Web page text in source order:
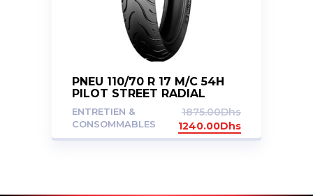
PNEU 110/70 R 17 M/C 54H
PILOT STREET RADIAL
ENTRETIEN &
CONSOMMABLES
1875.00Dhs
1240.00Dhs